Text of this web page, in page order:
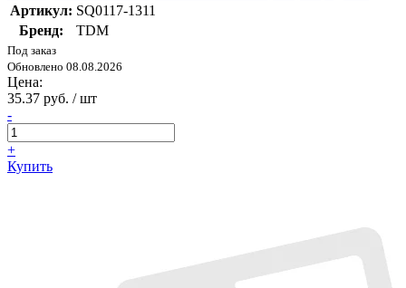
Артикул: SQ0117-1311
Бренд:
TDM
Под заказ
Обновлено 08.08.2026
Цена:
35.37 руб. / шт
-
+
Купить